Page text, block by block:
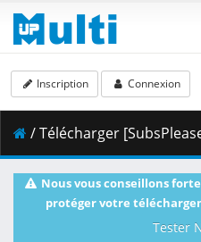
Inscription Connexion
/ Télécharger [SubsPlease] Jujutsu Kaisen 0 (1080p)
Nous vous conseillons
protéger votre
Tester